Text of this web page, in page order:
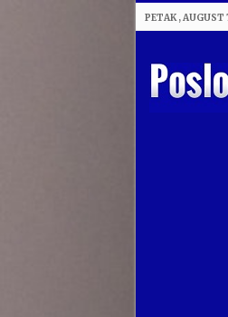
PETAK , AUGUST